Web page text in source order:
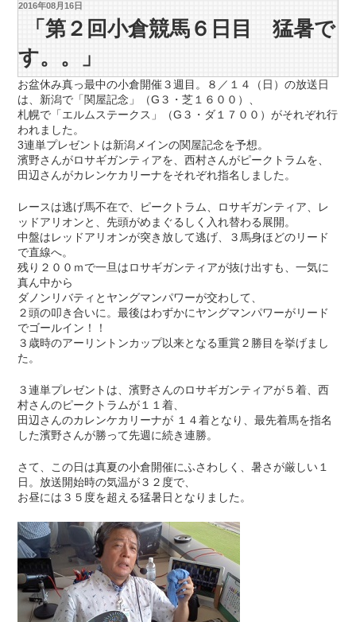
2016年08月16日
「第２回小倉競馬６日目 猛暑で
す。。」
お盆休み真っ最中の小倉開催３週目。８／１４（日）の放送日
は、新潟で「関屋記念」（G３・芝１６００）、
札幌で「エルムステークス」（G３・ダ１７００）がそれぞれ行
われました。
3連単プレゼントは新潟メインの関屋記念を予想。
濱野さんがロサギガンティアを、西村さんがピークトラムを、
田辺さんがカレンケカリーナをそれぞれ指名しました。
レースは逃げ馬不在で、ピークトラム、ロサギガンティア、レ
ッドアリオンと、先頭がめまぐるしく入れ替わる展開。
中盤はレッドアリオンが突き放して逃げ、３馬身ほどのリード
で直線へ。
残り２００ｍで一旦はロサギガンティアが抜け出すも、一気に
真ん中から
ダノンリバティとヤングマンパワーが交わして、
２頭の叩き合いに。最後はわずかにヤングマンパワーがリード
でゴールイン！！
３歳時のアーリントンカップ以来となる重賞２勝目を挙げまし
た。
３連単プレゼントは、濱野さんのロサギガンティアが５着、西
村さんのピークトラムが１１着、
田辺さんのカレンケカリーナが １４着となり、最先着馬を指名
した濱野さんが勝って先週に続き連勝。
さて、この日は真夏の小倉開催にふさわしく、暑さが厳しい１
日。放送開始時の気温が３２度で、
お昼には３５度を超える猛暑日となりました。